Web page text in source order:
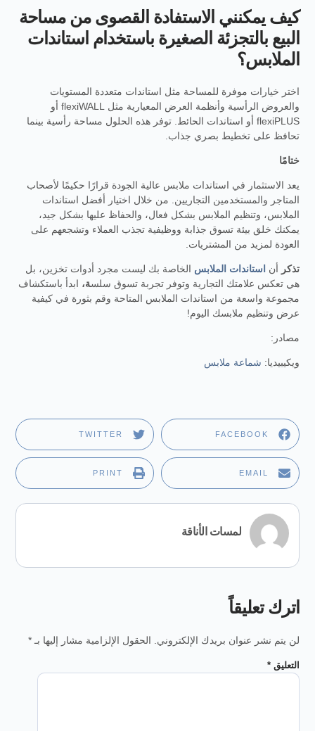
كيف يمكنني الاستفادة القصوى من مساحة
البيع بالتجزئة الصغيرة باستخدام استاندات
الملابس؟
اختر خيارات موفرة للمساحة مثل استاندات متعددة المستويات
والعروض الرأسية وأنظمة العرض المعيارية مثل flexiWALL أو
flexiPLUS أو استاندات الحائط. توفر هذه الحلول مساحة رأسية بينما
تحافظ على تخطيط بصري جذاب.
ختامًا
يعد الاستثمار في استاندات ملابس عالية الجودة قرارًا حكيمًا لأصحاب
المتاجر والمستخدمين التجاريين. من خلال اختيار أفضل استاندات
الملابس، وتنظيم الملابس بشكل فعال، والحفاظ عليها بشكل جيد،
يمكنك خلق بيئة تسوق جذابة ووظيفية تجذب العملاء وتشجعهم على
العودة لمزيد من المشتريات.
تذكر أن استاندات الملابس الخاصة بك ليست مجرد أدوات تخزين، بل
هي تعكس علامتك التجارية وتوفر تجربة تسوق سلسة، ابدأ باستكشاف
مجموعة واسعة من استاندات الملابس المتاحة وقم بثورة في كيفية
عرض وتنظيم ملابسك اليوم!
مصادر:
ويكيبيديا: شماعة ملابس
FACEBOOK
TWITTER
EMAIL
PRINT
لمسات الأناقة
اترك تعليقاً
لن يتم نشر عنوان بريدك الإلكتروني. الحقول الإلزامية مشار إليها بـ*
التعليق *